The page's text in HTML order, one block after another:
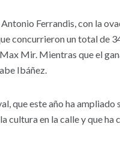
Ferrandis, con la
concurrieron un total de
Mir. Mientras que el
Ibáñez.
que este año ha
cultura en la calle y que